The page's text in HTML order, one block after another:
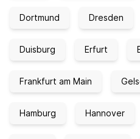
Dortmund Dresden
Duisburg Erfurt
Frankfurt am Main
Hamburg Hannover